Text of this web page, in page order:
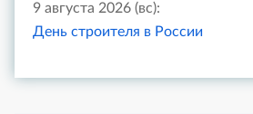
9 августа 2026 (вс):
День строителя в России